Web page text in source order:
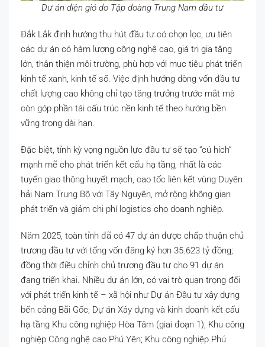
Dư án điện gió do Tập đoàng Trung Nam đầu tư
Đắk Lắk định hướng thu hút đầu tư có chọn lọc, ưu tiên
các dự án có hàm lượng công nghệ cao, giá trị gia tăng
lớn, thân thiện môi trường, phù hợp với mục tiêu phát triển
kinh tế xanh, kinh tế số. Việc định hướng dòng vốn đầu tư
chất lượng cao không chỉ tạo tăng trưởng trước mắt mà
còn góp phần tái cấu trúc nền kinh tế theo hướng bền
vững trong dài hạn.
Đặc biệt, tỉnh kỳ vọng nguồn lực đầu tư sẽ tạo “cú hích”
mạnh mẽ cho phát triển kết cấu hạ tầng, nhất là các
tuyến giao thông huyết mạch, cao tốc liên kết vùng Duyên
hải Nam Trung Bộ với Tây Nguyên, mở rộng không gian
phát triển và giảm chi phí logistics cho doanh nghiệp.
Năm 2025, toàn tỉnh đã có 47 dự án được chấp thuận chủ
trương đầu tư với tổng vốn đăng ký hơn 35.623 tỷ đồng;
đồng thời điều chỉnh chủ trương đầu tư cho 91 dự án
đang triển khai. Nhiều dự án lớn, có vai trò quan trọng đối
với phát triển kinh tế – xã hội như Dự án Đầu tư xây dựng
bến cảng Bãi Gốc; Dự án Xây dựng và kinh doanh kết cấu
hạ tầng Khu công nghiệp Hòa Tâm (giai đoạn 1); Khu công
nghiệp Công nghệ cao Phú Yên; Khu công nghiệp Phú